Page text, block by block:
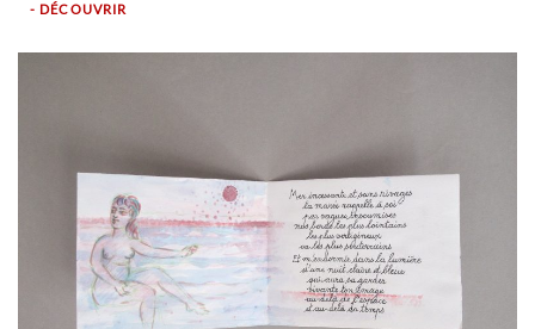
- DÉCOUVRIR